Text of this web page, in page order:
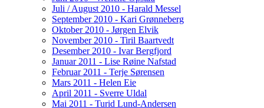
Juli / August 2010 - Harald Messel
September 2010 - Kari Grønneberg
Oktober 2010 - Jørgen Elvik
November 2010 - Tiril Baartvedt
Desember 2010 - Ivar Bergfjord
Januar 2011 - Lise Røine Nafstad
Februar 2011 - Terje Sørensen
Mars 2011 - Helen Eie
April 2011 - Sverre Uldal
Mai 2011 - Turid Lund-Andersen